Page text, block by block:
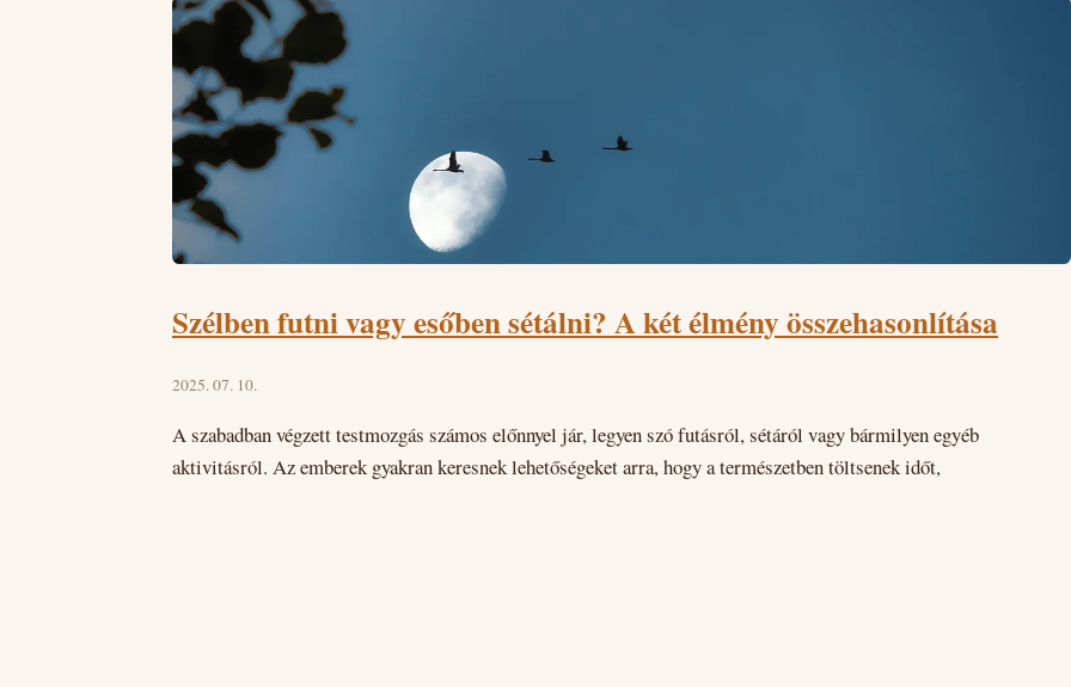
Szélben futni vagy esőben sétálni? A két élmény összehasonlítása
2025. 07. 10.
A szabadban végzett testmozgás számos előnnyel jár, legyen szó futásról, sétáról vagy bármilyen egyéb
aktivitásról. Az emberek gyakran keresnek lehetőségeket arra, hogy a természetben töltsenek időt,